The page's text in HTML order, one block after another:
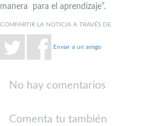
manera para el aprendizaje”.
COMPARTIR LA NOTICIA A TRAVÉS DE:
Enviar a un amigo
No hay comentarios
Comenta tu también